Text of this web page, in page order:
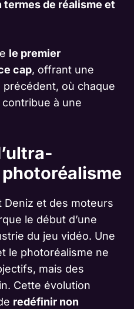
termes de réalisme et
le premier
cap, offrant une
où chaque
contribue à une
Deniz et des moteurs
le début d’une
du jeu vidéo. Une
le photoréalisme ne
mais des
Cette évolution
redéfinir non